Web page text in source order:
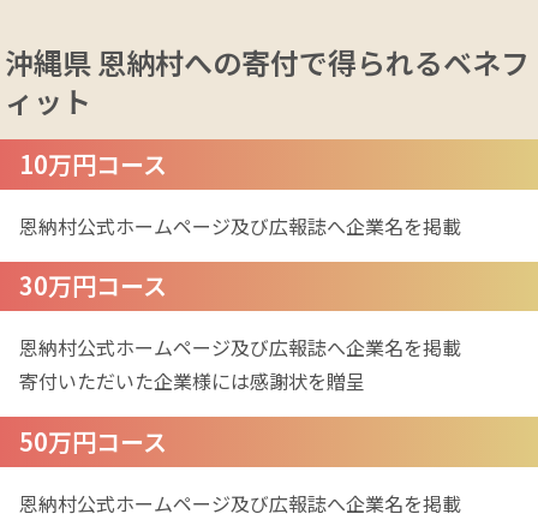
沖縄県 恩納村への寄付で得られるベネフ
ィット
10万円コース
恩納村公式ホームページ及び広報誌へ企業名を掲載
30万円コース
恩納村公式ホームページ及び広報誌へ企業名を掲載
寄付いただいた企業様には感謝状を贈呈
50万円コース
恩納村公式ホームページ及び広報誌へ企業名を掲載